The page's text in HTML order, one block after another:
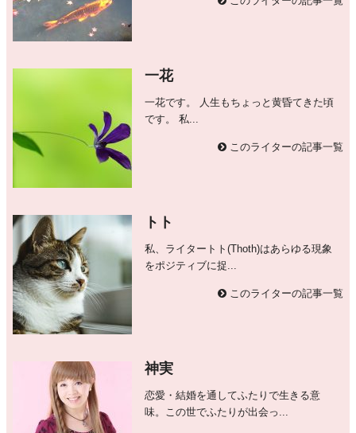
一花
一花です。 人生もちょっと黄昏てきた頃
です。 私...
このライターの記事一覧
トト
私、ライタートト(Thoth)はあらゆる現象
をポジティブに捉...
このライターの記事一覧
神実
恋愛・結婚を通してふたりで生きる意
味。この世でふたりが出会っ...